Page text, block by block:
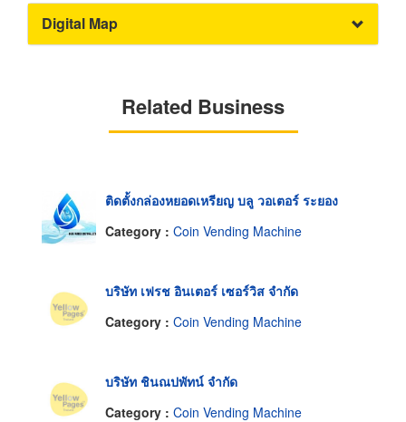
Digital Map
Related Business
ติดตั้งกล่องหยอดเหรียญ บลู วอเตอร์ ระยอง
Category : Coin Vending Machine
บริษัท เฟรช อินเตอร์ เซอร์วิส จำกัด
Category : Coin Vending Machine
บริษัท ชินณปพัทน์ จำกัด
Category : Coin Vending Machine